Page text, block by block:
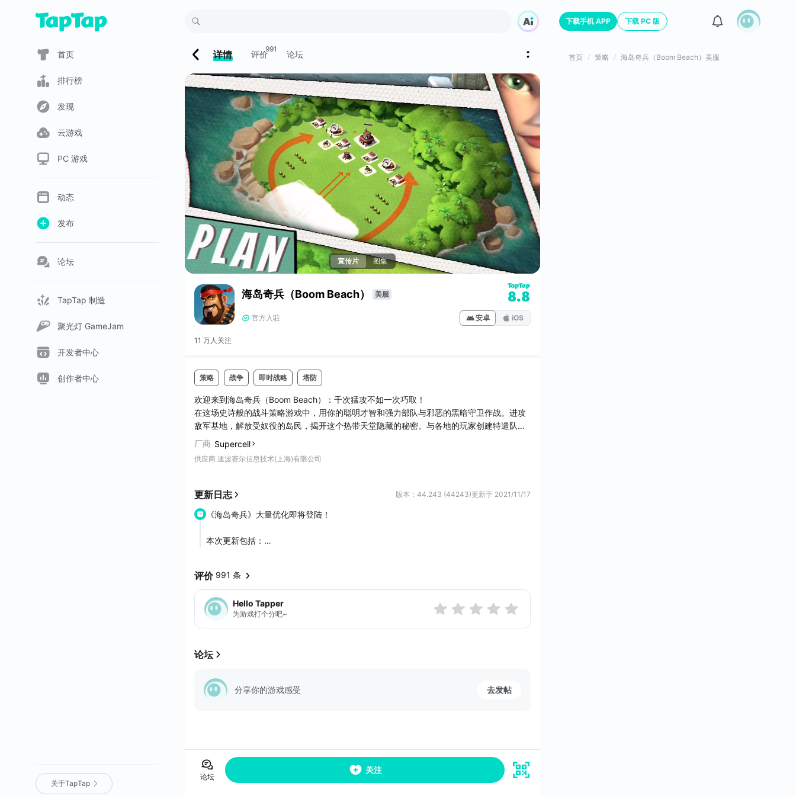
首页
排行榜
发现
云游戏
PC 游戏
动态
发布
论坛
TapTap 制造
聚光灯 GameJam
开发者中心
创作者中心
关于TapTap
详情 评价
991
论坛
宣传片 图集
海岛奇兵（Boom Beach） 美服 8.8
官方入驻 安卓 iOS
11 万人 关注
策略 战争 即时战略 塔防
欢迎来到海岛奇兵（Boom Beach）：千次猛攻不如一次巧取！
在这场史诗般的战斗策略游戏中，用你的聪明才智和强力部队与邪恶的黑暗守卫作战。进攻
敌军基地，解放受奴役的岛民，揭开这个热带天堂隐藏的秘密。与各地的玩家创建特遣队，
共同展开对敌作战。侦察，计划，然后轰炸海滩！
请注意！海岛奇兵（Boom Beach）可以免费下载和使用。您也可以在游戏中购买一些物品
码保护。
游戏特色
厂商 Supercell
供应商 速波赛尔信息技术(上海)有限公司
更新日志 版本：44.243 (44243)更新于 2021/11/17
《海岛奇兵》大量优化即将登陆！
本次更新包括：
- 向商人购买商品时会弹出确认按钮
- 针对工程师和震爆火箭炮的平衡性调整
- ...
评价 991 条
Hello Tapper
为游戏打个分吧~
论坛
分享你的游戏感受 去发帖
论坛
关注
下载手机 APP 下载 PC 版
首页 策略 海岛奇兵（Boom Beach）美服